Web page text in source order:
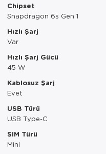
Chipset
Snapdragon 6s Gen 1
Hızlı Şarj
Var
Hızlı Şarj Gücü
45 W
Kablosuz Şarj
Evet
USB Türü
USB Type-C
SIM Türü
Mini